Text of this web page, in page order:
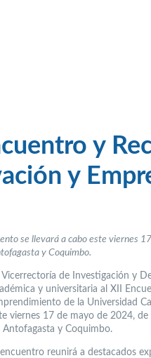
y
y
se llevará a cabo este viernes
y Coquimbo.
Vicerrectoría de Investigación y
y universitaria al XII
de la Universidad
viernes 17 de mayo de 2024,
Antofagasta y Coquimbo.
encuentro reunirá a destacados